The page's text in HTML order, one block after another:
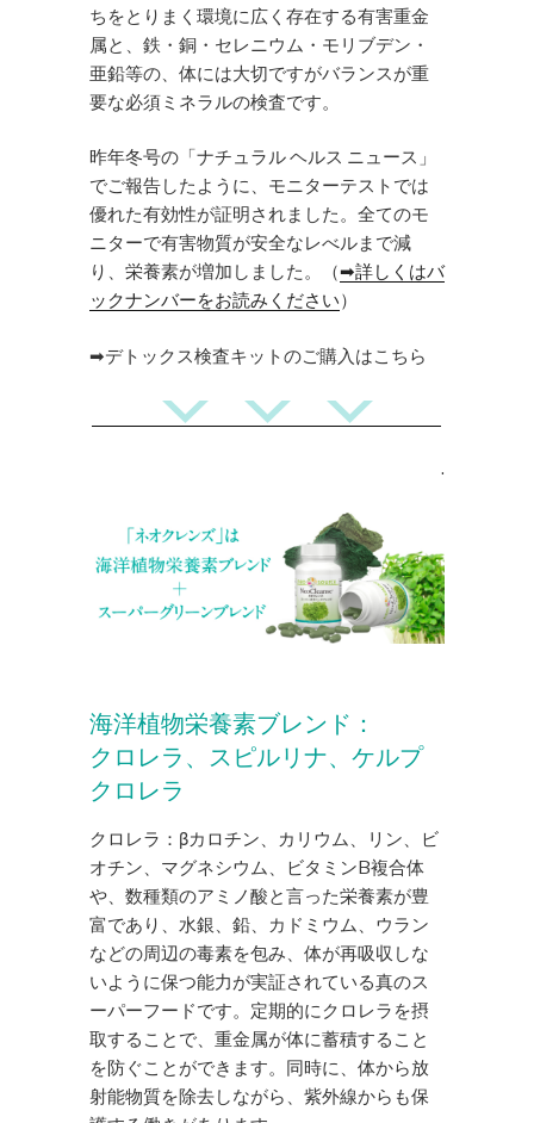
ちをとりまく環境に広く存在する有害重金
属と、鉄・銅・セレニウム・モリブデン・
亜鉛等の、体には大切ですがバランスが重
要な必須ミネラルの検査です。
昨年冬号の「ナチュラル ヘルス ニュース」
でご報告したように、モニターテストでは
優れた有効性が証明されました。全てのモ
ニターで有害物質が安全なレべルまで減
り、栄養素が増加しました。（➡詳しくはバ
ックナンバーをお読みください）
➡デトックス検査キットのご購入はこちら
.
海洋植物栄養素ブレンド：
クロレラ、スピルリナ、ケルプ
クロレラ
クロレラ：βカロチン、カリウム、リン、ビ
オチン、マグネシウム、ビタミンB複合体
や、数種類のアミノ酸と言った栄養素が豊
富であり、水銀、鉛、カドミウム、ウラン
などの周辺の毒素を包み、体が再吸収しな
いように保つ能力が実証されている真のス
ーパーフードです。定期的にクロレラを摂
取することで、重金属が体に蓄積すること
を防ぐことができます。同時に、体から放
射能物質を除去しながら、紫外線からも保